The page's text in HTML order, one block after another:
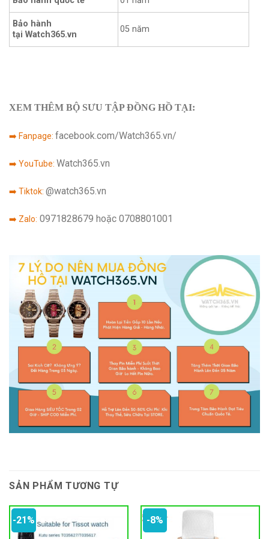
Bảo hành
tại Watch365.vn
05 năm
XEM THÊM BỘ SƯU TẬP ĐỒNG HỒ TẠI:
➡️ Fanpage: facebook.com/Watch365.vn/
➡️ YouTube: Watch365.vn
➡️ Tiktok: @watch365.vn
➡️ Zalo: 0971828679 hoặc 0708801001
SẢN PHẨM TƯƠNG TỰ
-21% -8%